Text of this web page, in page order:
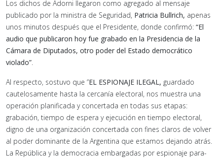
Los dichos de Adorni llegaron como agregado al mensaje
publicado por la ministra de Seguridad, Patricia Bullrich, apenas
unos minutos después que el Presidente, donde confirmó: “El
audio que publicaron hoy fue grabado en la Presidencia de la
Cámara de Diputados, otro poder del Estado democrático
violado”.
Al respecto, sostuvo que “EL ESPIONAJE ILEGAL, guardado
cautelosamente hasta la cercanía electoral, nos muestra una
operación planificada y concertada en todas sus etapas:
grabación, tiempo de espera y ejecución en tiempo electoral,
digno de una organización concertada con fines claros de volver
al poder dominante de la Argentina que estamos dejando atrás.
La República y la democracia embargadas por espionaje para-